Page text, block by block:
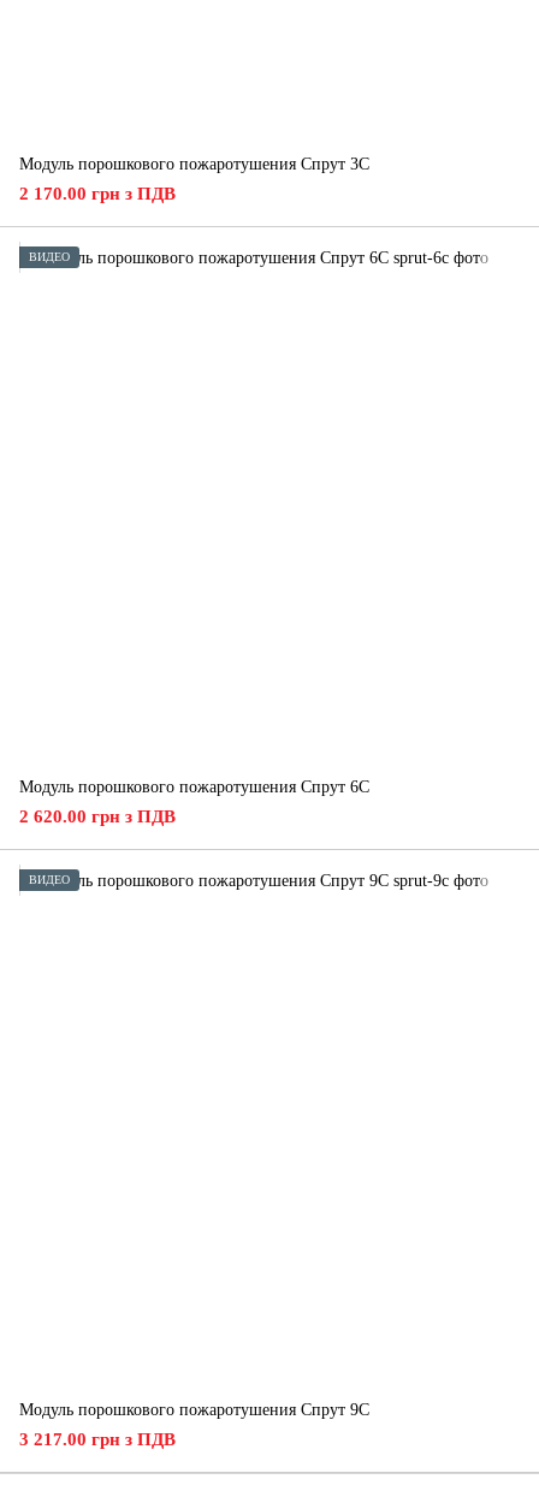
Модуль порошкового пожаротушения Спрут 3С
2 170.00 грн з ПДВ
ВИДЕО
Модуль порошкового пожаротушения Спрут 6С
2 620.00 грн з ПДВ
ВИДЕО
Модуль порошкового пожаротушения Спрут 9С
3 217.00 грн з ПДВ